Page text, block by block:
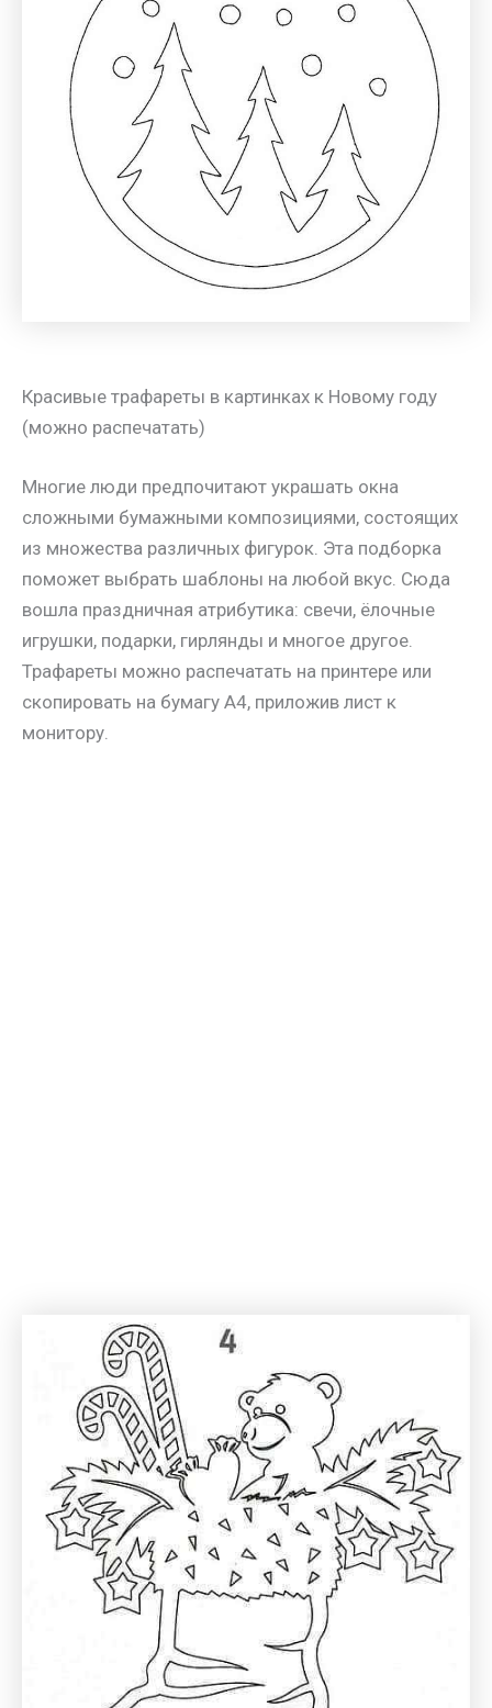
Красивые трафареты в картинках к Новому году
(можно распечатать)
Многие люди предпочитают украшать окна
сложными бумажными композициями, состоящих
из множества различных фигурок. Эта подборка
поможет выбрать шаблоны на любой вкус. Сюда
вошла праздничная атрибутика: свечи, ёлочные
игрушки, подарки, гирлянды и многое другое.
Трафареты можно распечатать на принтере или
скопировать на бумагу А4, приложив лист к
монитору.